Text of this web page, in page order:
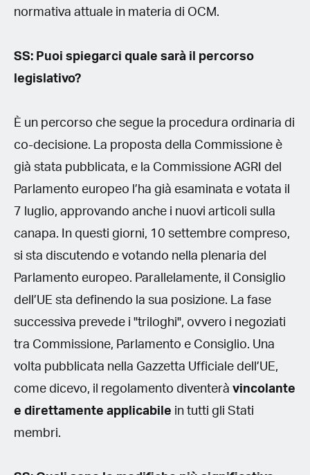
normativa attuale in materia di OCM.
SS: Puoi spiegarci quale sarà il percorso
legislativo?
È un percorso che segue la procedura ordinaria di
co-decisione. La proposta della Commissione è
già stata pubblicata, e la Commissione AGRI del
Parlamento europeo l’ha già esaminata e votata il
7 luglio, approvando anche i nuovi articoli sulla
canapa. In questi giorni, 10 settembre compreso,
si sta discutendo e votando nella plenaria del
Parlamento europeo. Parallelamente, il Consiglio
dell’UE sta definendo la sua posizione. La fase
successiva prevede i "triloghi", ovvero i negoziati
tra Commissione, Parlamento e Consiglio. Una
volta pubblicata nella Gazzetta Ufficiale dell’UE,
come dicevo, il regolamento diventerà vincolante
e direttamente applicabile in tutti gli Stati
membri.